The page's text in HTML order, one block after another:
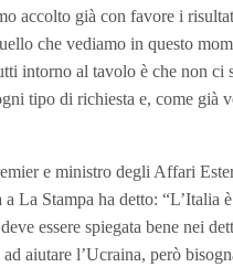
accolto già con favore i
che vediamo in questo
intorno al tavolo è che non ci
tipo di richiesta e, come già
e ministro degli Affari
La Stampa ha detto: “L’Italia
essere spiegata bene nei
aiutare l’Ucraina, però